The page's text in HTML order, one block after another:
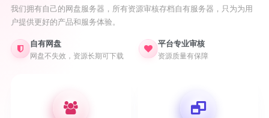
我们拥有自己的网盘服务器，所有资源审核存档自有服务器，只为为用
户提供更好的产品和服务体验。
自有网盘
网盘不失效，资源长期可下载
平台专业审核
资源质量有保障